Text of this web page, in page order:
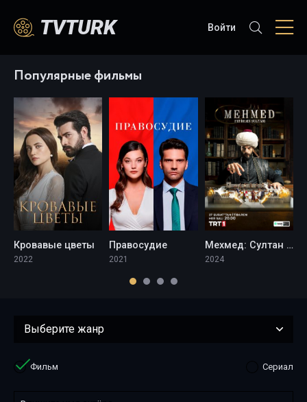
TVTURK Войти
Популярные фильмы
Кровавые цветы
2022
Правосудие
2021
Мехмед: Султан Завоеватель
2024
Фильм Сериал